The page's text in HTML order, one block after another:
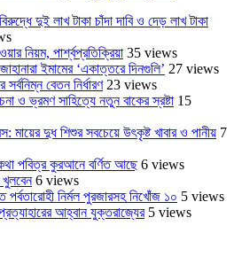
দুই লাখ টাকা চাঁদা দাবি ও দেড় লাখ টাকা
নিয়ম, পার্শ্বপ্রতিক্রিয়া 35 views
ইমামের ‘একাত্তরে দিনগুলি’ 27 views
বেতন নির্ধারণ 23 views
ও ভ্রমণ সাহিত্যে নতুন বাকের স্রষ্টা 15
মায়ের দুধ শিশুর সবচেয়ে উৎকৃষ্ট খাবার ও পানীয় 7
কথা পবিত্র কুরআনে বর্ণিত আছে 6 views
খুলবেন 6 views
নির্মল ‍পুরজারসহ নিখোঁজ ১০ 5 views
আহ্বান যুক্তরাজ্যের 5 views